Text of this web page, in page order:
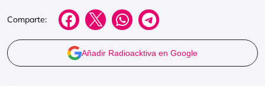
Comparte:
Añadir Radioacktiva en Google